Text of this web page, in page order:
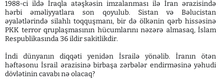
1988-ci ildə İraqla atəşkəsin imzalanması ilə İran ərazisində
hərbi əməliyyatlara son qoyulub. Sistan və Bəlucistan
əyalətlərində silahlı toqquşmanı, bir də ölkənin qərb hissəsinə
PKK terror qruplaşmasının hücumlarını nəzərə almasaq, İslam
Respublikasında 36 ildir sakitlikdir.
İndi dünyanın diqqəti yenidən İsrailə yönəlib. İranın ötən
həftəsonu İsrail ərazisinə birbaşa zərbələr endirməsinə yəhudi
dövlətinin cavabı nə olacaq?